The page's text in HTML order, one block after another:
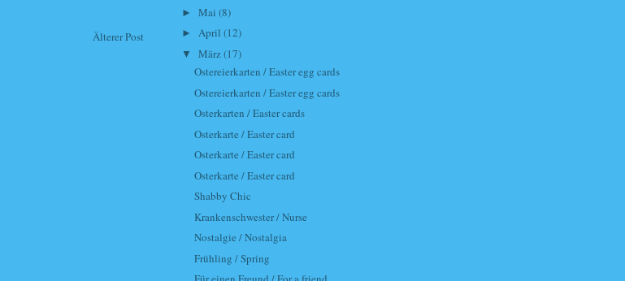
Älterer Post
► Mai (8)
► April (12)
▼ März(17)
Ostereierkarten / Easter egg cards
Ostereierkarten / Easter egg cards
Osterkarten / Easter cards
Osterkarte / Easter card
Osterkarte / Easter card
Osterkarte / Easter card
Shabby Chic
Krankenschwester / Nurse
Nostalgie / Nostalgia
Frühling / Spring